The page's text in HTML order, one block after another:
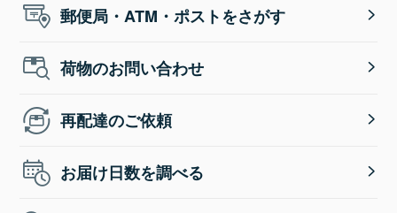
郵便局・ATM・ポストをさがす
荷物のお問い合わせ
再配達のご依頼
お届け日数を調べる